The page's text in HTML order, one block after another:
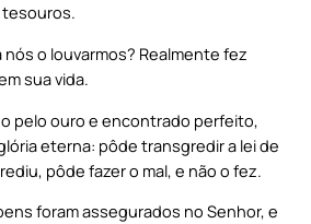
tesouros.
o louvarmos? Realmente fez
sua vida.
pelo ouro e encontrado perfeito,
eterna: pôde transgredir a lei de
pôde fazer o mal, e não o fez.
foram assegurados no Senhor, e